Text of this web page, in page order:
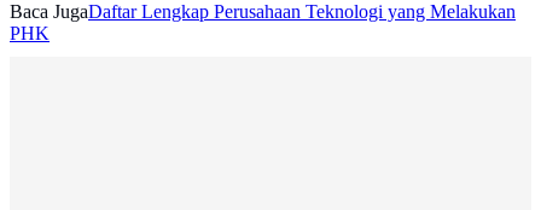
Baca JugaDaftar Lengkap Perusahaan Teknologi yang Melakukan
PHK